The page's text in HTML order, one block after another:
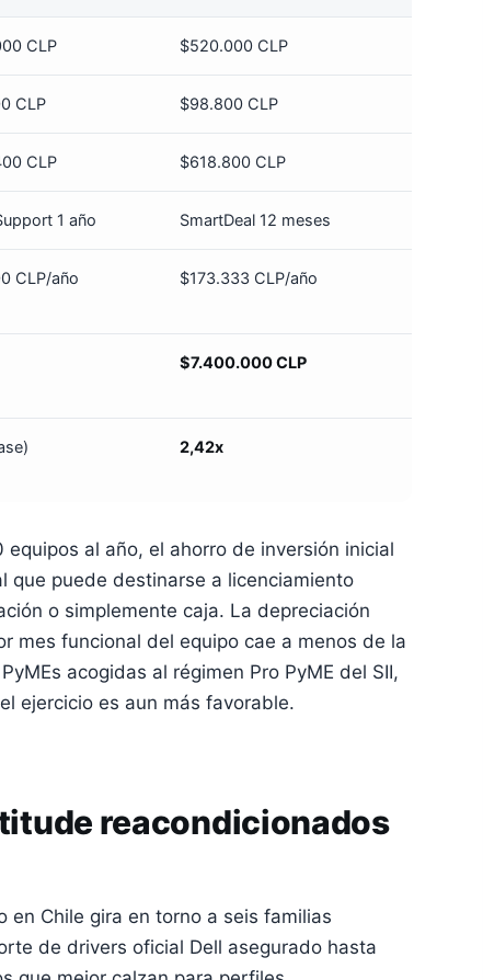
CLP $520.000 CLP
CLP $98.800 CLP
CLP $618.800 CLP
1 año SmartDeal 12 meses
CLP/año $173.333 CLP/año
$7.400.000 CLP
2,42x
al año, el ahorro de inversión inicial
que puede destinarse a licenciamiento
o simplemente caja. La depreciación
mes funcional del equipo cae a menos de la
acogidas al régimen Pro PyME del SII,
ejercicio es aun más favorable.
reacondicionados
en Chile gira en torno a seis familias
de drivers oficial Dell asegurado hasta